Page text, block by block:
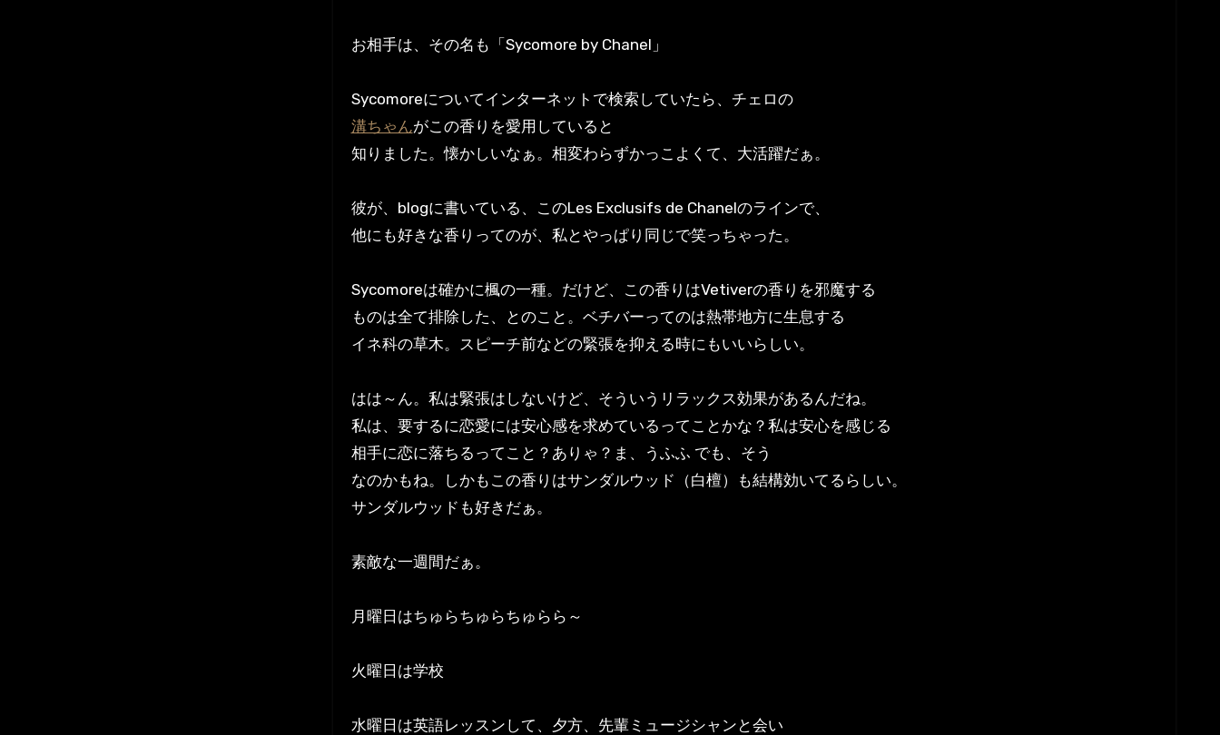
お相手は、その名も「Sycomore by Chanel」
Sycomoreについてインターネットで検索していたら、チェロの
溝ちゃんがこの香りを愛用していると
知りました。懐かしいなぁ。相変わらずかっこよくて、大活躍だぁ。
彼が、blogに書いている、このLes Exclusifs de Chanelのラインで、
他にも好きな香りってのが、私とやっぱり同じで笑っちゃった。
Sycomoreは確かに楓の一種。だけど、この香りはVetiverの香りを邪魔する
ものは全て排除した、とのこと。ベチバーってのは熱帯地方に生息する
イネ科の草木。スピーチ前などの緊張を抑える時にもいいらしい。
はは～ん。私は緊張はしないけど、そういうリラックス効果があるんだね。
私は、要するに恋愛には安心感を求めているってことかな？私は安心を感じる
相手に恋に落ちるってこと？ありゃ？ま、うふふ でも、そう
なのかもね。しかもこの香りはサンダルウッド（白檀）も結構効いてるらしい。
サンダルウッドも好きだぁ。
素敵な一週間だぁ。
月曜日はちゅらちゅらちゅらら～
火曜日は学校
水曜日は英語レッスンして、夕方、先輩ミュージシャンと会い